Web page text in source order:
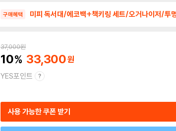
구매혜택 미피 독서대/에코백+책키링 세트/오거나이저/투
37,000원
10 33,300
YES포인트
사용 가능한 쿠폰 받기